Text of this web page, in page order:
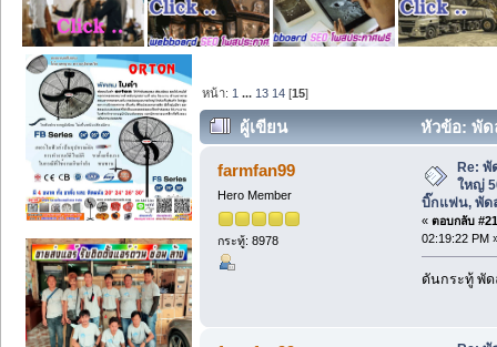
หน้า: 1 ... 13 14 [15]
ผู้เขียน
หัวข้อ: พัด
บิ๊กแฟน, พัดลมโรงงานขนาดใหญ่ (อ่าน
farmfan99
Hero Member
กระทู้: 8978
Re:
ใหญ่
บิ๊กแฟน, พัด
« ตอบกลับ
02:19:22 PM
ดันกระทู้ พั